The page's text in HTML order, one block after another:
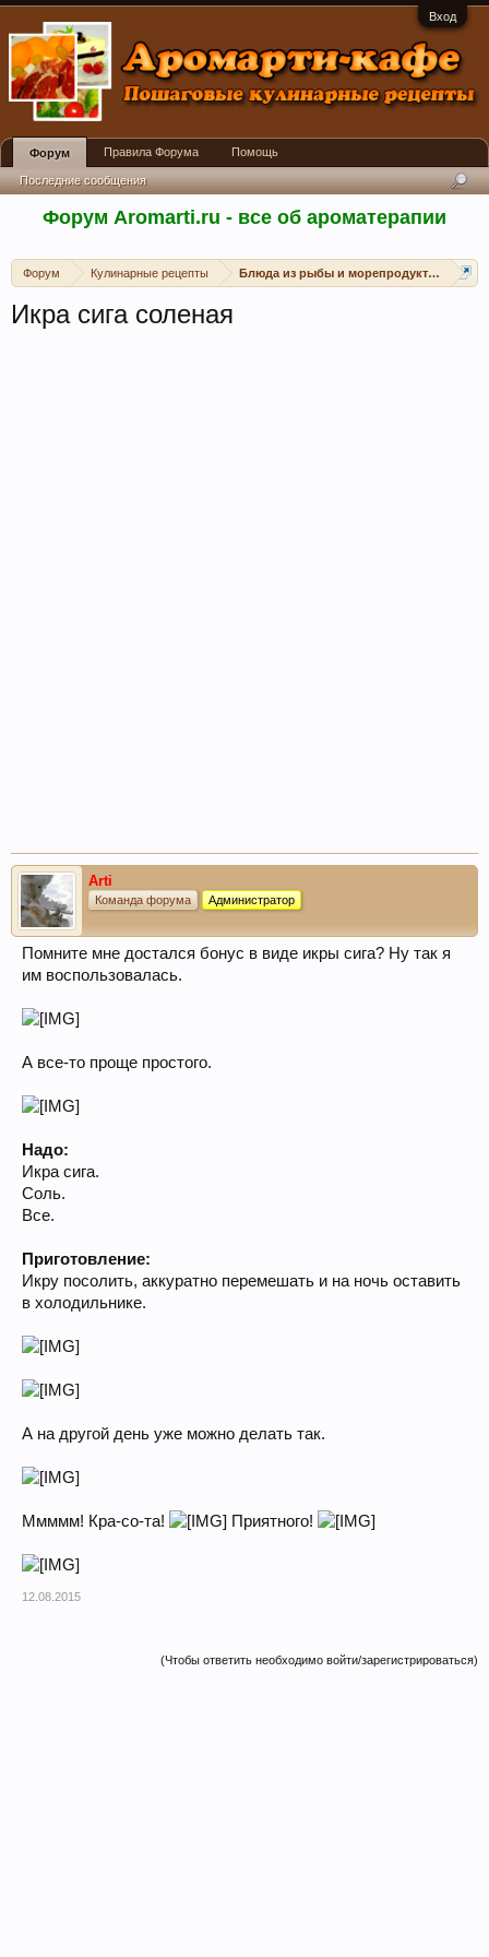
Вход
Форум Aromarti.ru - все об ароматерапии
Форум Кулинарные рецепты Блюда из рыбы и морепродуктов
Икра сига соленая
Arti
Команда форума Администратор
Помните мне достался бонус в виде икры сига? Ну так я
им воспользовалась.
А все-то проще простого.
Надо:
Икра сига.
Соль.
Все.
Приготовление:
Икру посолить, аккуратно перемешать и на ночь оставить
в холодильнике.
А на другой день уже можно делать так.
Ммммм! Кра-со-та! Приятного!
12.08.2015
(Чтобы ответить необходимо войти/зарегистрироваться)
Форум
Последние сообщения
Правила Форума Помощь